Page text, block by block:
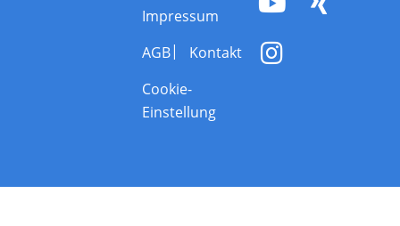
Impressum
AGB
Kontakt
Cookie-
Einstellung